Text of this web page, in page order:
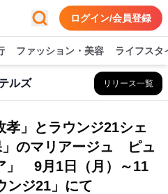
ログイン/会員登録
ファッション・美容 ライフスタ
ルズ リリース一覧
孝」とラウンジ21シェ
」のマリアージュ ピュ
」 9月1日（月）～11
ジ21」にて